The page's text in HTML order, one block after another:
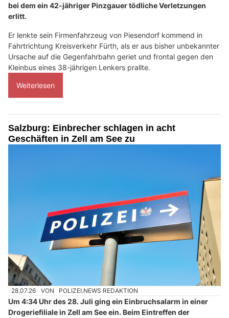
bei dem ein 42-jähriger Pinzgauer tödliche Verletzungen
erlitt.
Er lenkte sein Firmenfahrzeug von Piesendorf kommend in
Fahrtrichtung Kreisverkehr Fürth, als er aus bisher unbekannter
Ursache auf die Gegenfahrbahn geriet und frontal gegen den
Kleinbus eines 38-jährigen Lenkers prallte.
Weiterlesen
Salzburg: Einbrecher schlagen in acht
Geschäften in Zell am See zu
28.07.26 VON POLIZEI.NEWS REDAKTION
Um 4:34 Uhr des 28. Juli ging ein Einbruchsalarm in einer
Drogeriefiliale in Zell am See ein. Beim Eintreffen der